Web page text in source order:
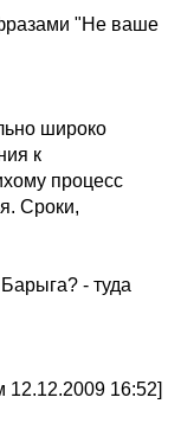
"Не ваше
широко
к
процесс
Сроки,
- туда
12.12.2009 16:52]